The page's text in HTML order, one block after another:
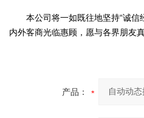
本公司将一如既往地坚持“诚信经
内外客商光临惠顾，愿与各界朋友
产品：